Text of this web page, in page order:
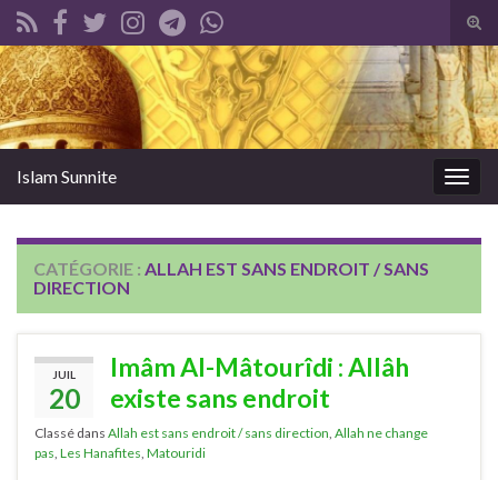
Search for:
Islam Sunnite
CATÉGORIE : ALLAH EST SANS ENDROIT / SANS
DIRECTION
JUIL
20
Imâm Al-Mâtourîdi : Allâh
existe sans endroit
Classé dans Allah est sans endroit / sans direction Allah ne change
pas Les Hanafites Matouridi